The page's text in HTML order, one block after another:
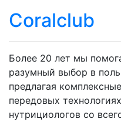
Coralclub
Более 20 лет мы
разумный выбор в
предлагая
передовых
нутрициологов со